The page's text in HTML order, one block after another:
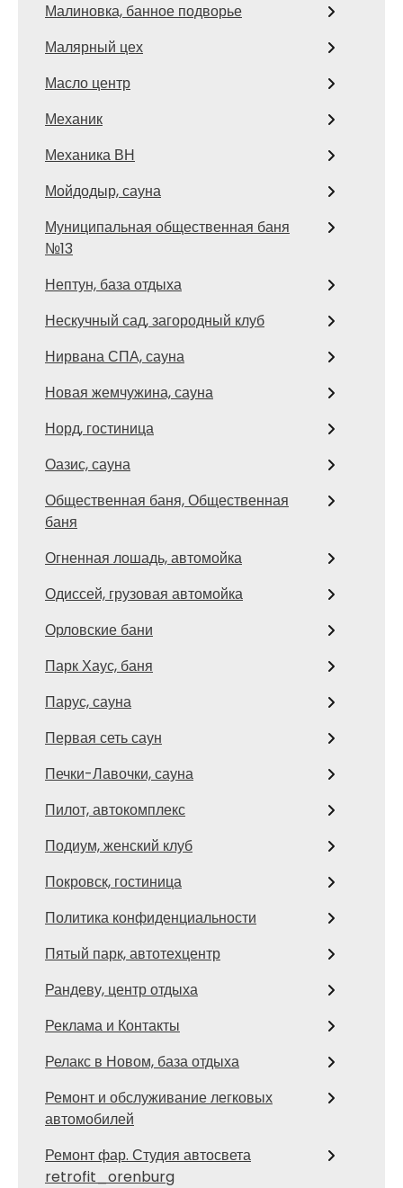
Малиновка, банное подворье
Малярный цех
Масло центр
Механик
Механика ВН
Мойдодыр, сауна
Муниципальная общественная баня
№13
Нептун, база отдыха
Нескучный сад, загородный клуб
Нирвана СПА, сауна
Новая жемчужина, сауна
Норд, гостиница
Оазис, сауна
Общественная баня, Общественная
баня
Огненная лошадь, автомойка
Одиссей, грузовая автомойка
Орловские бани
Парк Хаус, баня
Парус, сауна
Первая сеть саун
Печки-Лавочки, сауна
Пилот, автокомплекс
Подиум, женский клуб
Покровск, гостиница
Политика конфиденциальности
Пятый парк, автотехцентр
Рандеву, центр отдыха
Реклама и Контакты
Релакс в Новом, база отдыха
Ремонт и обслуживание легковых
автомобилей
Ремонт фар. Студия автосвета
retrofit_orenburg